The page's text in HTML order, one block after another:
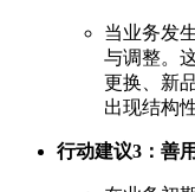
当业务发
与调整。
更换、新
出现结构
行动建议3：善